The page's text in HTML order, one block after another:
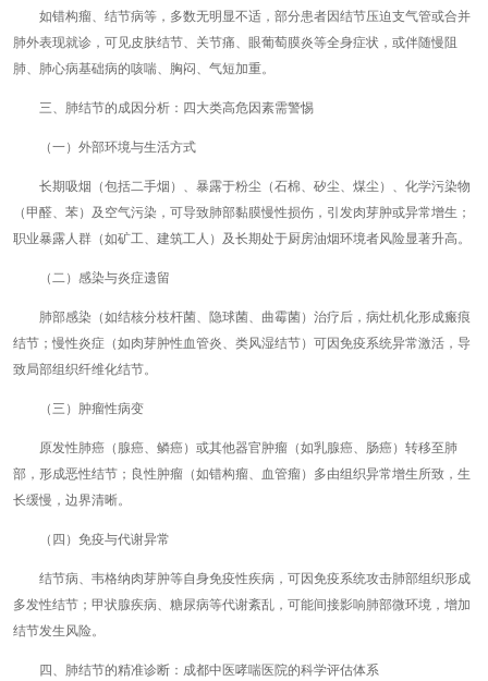
如错构瘤、结节病等，多数无明显不适，部分患者因结节压迫支气管或合并
肺外表现就诊，可见皮肤结节、关节痛、眼葡萄膜炎等全身症状，或伴随慢阻
肺、肺心病基础病的咳喘、胸闷、气短加重。
三、肺结节的成因分析：四大类高危因素需警惕
（一）外部环境与生活方式
长期吸烟（包括二手烟）、暴露于粉尘（石棉、矽尘、煤尘）、化学污染物
（甲醛、苯）及空气污染，可导致肺部黏膜慢性损伤，引发肉芽肿或异常增生；
职业暴露人群（如矿工、建筑工人）及长期处于厨房油烟环境者风险显著升高。
（二）感染与炎症遗留
肺部感染（如结核分枝杆菌、隐球菌、曲霉菌）治疗后，病灶机化形成瘢痕
结节；慢性炎症（如肉芽肿性血管炎、类风湿结节）可因免疫系统异常激活，导
致局部组织纤维化结节。
（三）肿瘤性病变
原发性肺癌（腺癌、鳞癌）或其他器官肿瘤（如乳腺癌、肠癌）转移至肺
部，形成恶性结节；良性肿瘤（如错构瘤、血管瘤）多由组织异常增生所致，生
长缓慢，边界清晰。
（四）免疫与代谢异常
结节病、韦格纳肉芽肿等自身免疫性疾病，可因免疫系统攻击肺部组织形成
多发性结节；甲状腺疾病、糖尿病等代谢紊乱，可能间接影响肺部微环境，增加
结节发生风险。
四、肺结节的精准诊断：成都中医哮喘医院的科学评估体系